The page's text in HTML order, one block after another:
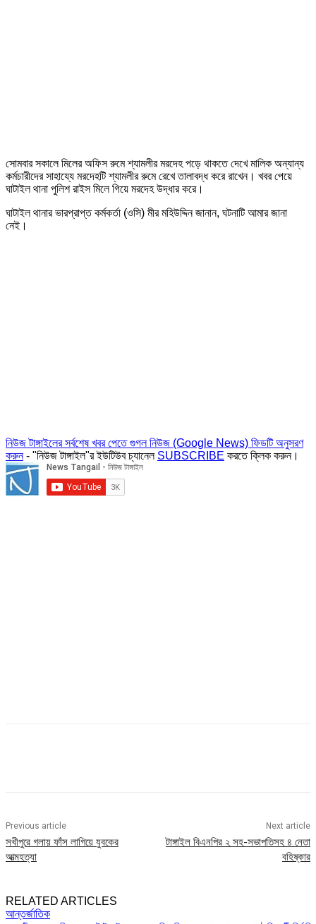
সোমবার সকালে মিলের অফিস রুমে শ্যামলীর মরদেহ পড়ে থাকতে দেখে মালিক অন্যান্য
কর্মচারীদের সাহায্যে মরদেহটি শ্যামলীর রুমে রেখে তালাবদ্ধ করে রাখেন। খবর পেয়ে
ঘাটাইল থানা পুলিশ রাইস মিলে গিয়ে মরদেহ উদ্ধার করে।
ঘাটাইল থানার ভারপ্রাপ্ত কর্মকর্তা (ওসি) মীর মহিউদ্দিন জানান, ঘটনাটি আমার জানা
নেই।
নিউজ টাঙ্গাইলের সর্বশেষ খবর পেতে গুগল নিউজ (Google News) ফিডটি অনুসরণ
করুন- "নিউজ টাঙ্গাইল"র ইউটিউব চ্যানেল SUBSCRIBE করতে ক্লিক করুন।
Previous article
সখীপুরে গলায় ফাঁস লাগিয়ে যুবকের
আত্মহত্যা
Next article
টাঙ্গাইল বিএনপির ২ সহ-সভাপতিসহ ৪ নেতা
বহিষ্কার
RELATED ARTICLES
আন্তর্জাতিক